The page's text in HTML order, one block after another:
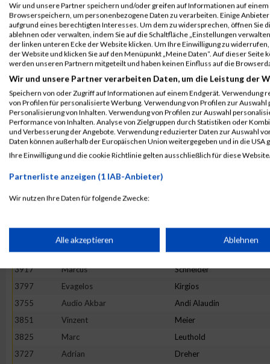
3895
Michael Rothmund
3735
Carsten Flesch
3949
Jörg Volland
3842
Philipp Martin
3812
Steffen Krieg
3975
Patrick Zimpfer
3671
Martin Wabschke
3747
Nicolas Gassauer
3830
Dominic Lochmann
3845
Alexander
Marcin
3768
Katja Roessler
3917
Marcus Schneider
3797
Evagelos Kirgios
3755
Audio Akbar Andi Alaudin
3851
Vinzent Meier
3825
Marc Leuthold
3727
Adrian Dreher
Wir und unsere Partner speichern und/oder greifen auf Informationen auf einem
Browserspeichern, um personenbezogene Daten zu verarbeiten. Einige
aufgrund eines berechtigten Interesses. Um dem zu widersprechen, öffnen Sie
ablehnen oder verwalten, indem Sie auf die Schaltfläche „Einstellungen
der linken unteren Ecke der Website klicken. Um Ihre Einwilligung zu
der Website und klicken Sie auf den Menüpunkt „Meine Daten“. Auf dieser
werden unseren Partnern mitgeteilt und haben keinen Einfluss auf die
Wir und unsere Partner verarbeiten Daten, um die Leistung der
Speichern von oder Zugriff auf Informationen auf einem Endgerät. Verwendung
von Profilen für personalisierte Werbung. Verwendung von Profilen zur
Personalisierung von Inhalten. Verwendung von Profilen zur Auswahl
Performance von Inhalten. Analyse von Zielgruppen durch Statistiken oder
und Verbesserung der Angebote. Verwendung reduzierter Daten zur Auswahl
Daten können außerhalb der Europäischen Union weitergegeben und in die USA
Ihre Einwilligung und die cookie Richtlinie gelten ausschließlich für diese
Partnerliste anzeigen (1 IAB-Anbieter)
Wir nutzen Ihre Daten für folgende Zwecke:
Speichern von oder Zugriff auf Informationen auf einem
Verwendung reduzierter Daten zur Auswahl von Werbeanzeigen
Verwendung von Profilen zur Auswahl personalisierter Werbung
Alle akzeptieren Ablehnen